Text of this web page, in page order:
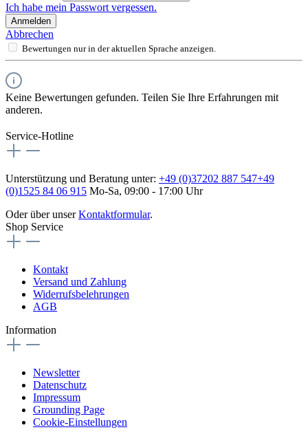
Ich habe mein Passwort vergessen.
Anmelden
Abbrechen
Bewertungen nur in der aktuellen Sprache anzeigen.
Keine Bewertungen gefunden. Teilen Sie Ihre Erfahrungen mit
anderen.
Service-Hotline
Unterstützung und Beratung unter: +49 (0)37202 887 547+49
(0)1525 84 06 915 Mo-Sa, 09:00 - 17:00 Uhr
Oder über unserKontaktformular.
Shop Service
Kontakt
Versand und Zahlung
Widerrufsbelehrungen
AGB
Information
Newsletter
Datenschutz
Impressum
Grounding Page
Cookie-Einstellungen